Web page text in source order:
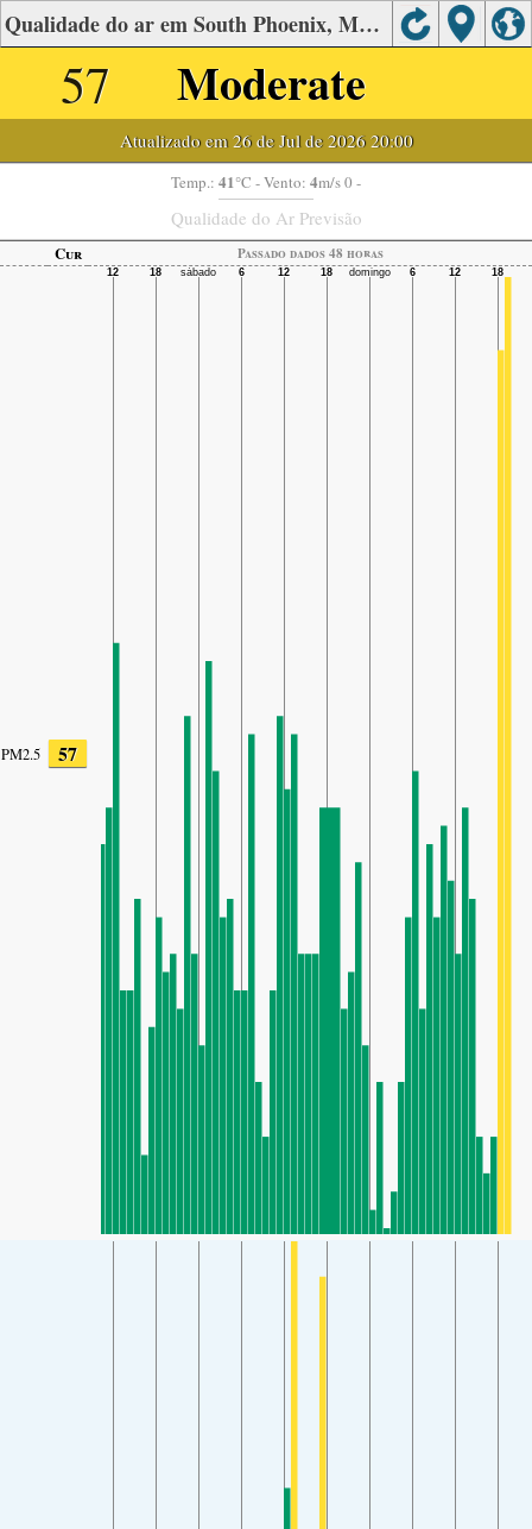
Qualidade do ar em South Phoenix, Maricopa
57 Moderate
Atualizado em 26 de Jul de 2026 20:00
Temp.: 41°C - Vento: 4m/s 0 -
Qualidade do Ar Previsão
Cur Passado dados 48 horas
PM2.5 57